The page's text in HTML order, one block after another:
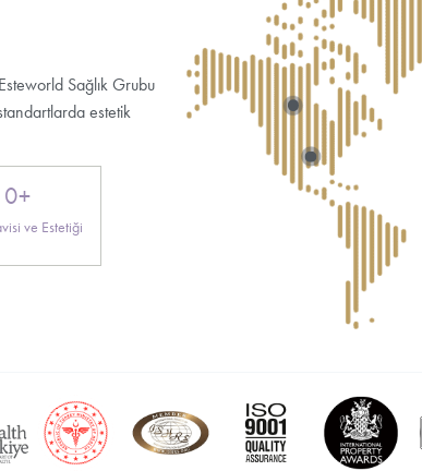
Saç ekimi sonrası şişlik neden olur, nasıl iner?
Saç ekimi sonrası kızarıklık kaç günde geçer?
Saç ekimi sonrası kaşıntıyı ne geçirir?
Saç ekimi sonrası antibiyotik şart mı?